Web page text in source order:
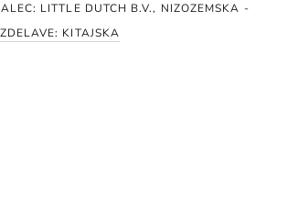
LITTLE DUTCH B.V., NIZOZEMSKA -
KITAJSKA